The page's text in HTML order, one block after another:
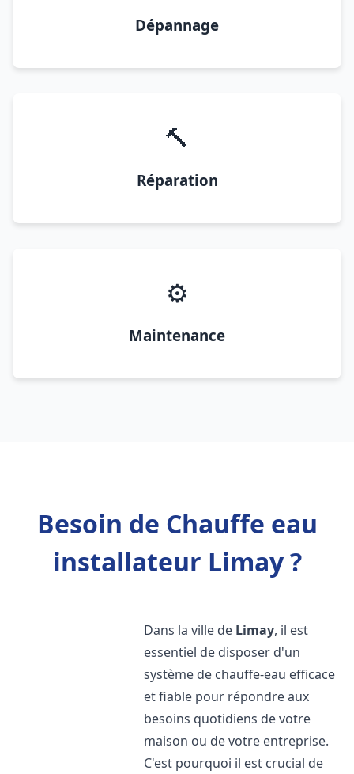
Dépannage
🔨
Réparation
⚙️
Maintenance
Besoin de Chauffe eau
installateur Limay ?
Dans la ville de Limay, il est
essentiel de disposer d'un
système de chauffe-eau efficace
et fiable pour répondre aux
besoins quotidiens de votre
maison ou de votre entreprise.
C'est pourquoi il est crucial de